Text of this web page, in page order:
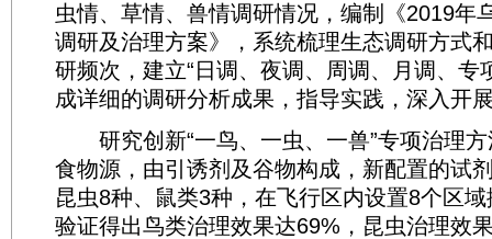
虫情、草情、兽情调研情况，编制《2019年
调研及治理方案》，系统梳理生态调研方式
研频次，建立“日调、夜调、周调、月调、专
成详细的调研分析成果，指导实践，深入开
研究创新“一鸟、一虫、一兽”专项治理方
食物源，由引诱剂及谷物构成，新配置的试
昆虫8种、鼠类3种，在飞行区内设置8个区
验证得出鸟类治理效果达69%，昆虫治理效